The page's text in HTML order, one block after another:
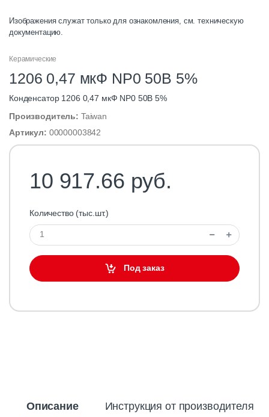
Изображения служат только для ознакомления, см. техническую
документацию.
Керамические
1206 0,47 мкФ NP0 50В 5%
Конденсатор 1206 0,47 мкФ NP0 50В 5%
Производитель: Taiwan
Артикул: 00000003842
10 917.66 руб.
Количество (тыс.шт.)
Под заказ
Описание Инструкция от производителя